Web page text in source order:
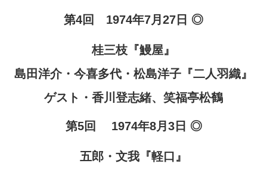
第4回 1974年7月27日 ◎
桂三枝『鰻屋』
島田洋介・今喜多代・松島洋子『二人羽織』
ゲスト・香川登志緒、笑福亭松鶴
第5回 1974年8月3日 ◎
五郎・文我『軽口』